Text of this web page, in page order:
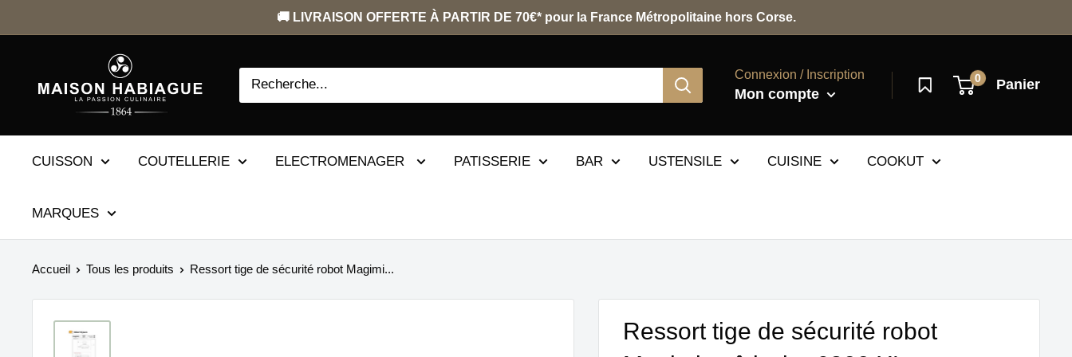
au
🚚 LIVRAISON OFFERTE À PARTIR DE 70€* pour la France Métropolitaine hors Corse.
Connexion / Inscription
Mon compte
0 Panier
CUISSON COUTELLERIE ELECTROMENAGER PATISSERIE BAR USTENSILE CUISINE COOKUT
MARQUES
Accueil Tous les produits Ressort tige de sécurité robot Magimi...
Ressort tige de sécurité robot